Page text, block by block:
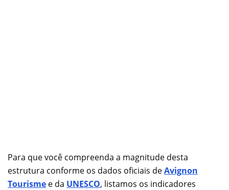
Para que você compreenda a magnitude desta
estrutura conforme os dados oficiais deAvignon
Tourisme e da UNESCO, listamos os indicadores